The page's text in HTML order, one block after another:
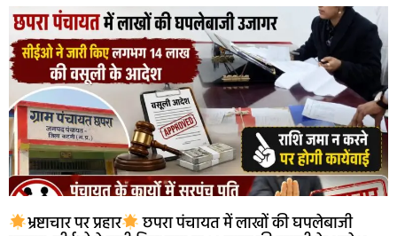
भ्रष्टाचार पर प्रहार छपरा पंचायत में लाखों की घपलेबाजी